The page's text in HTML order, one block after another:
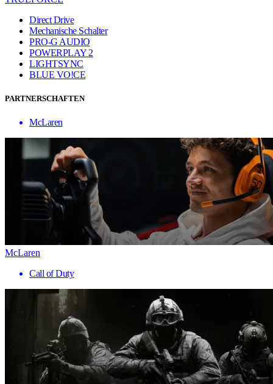
Direct Drive
Mechanische Schalter
PRO-G AUDIO
POWERPLAY 2
LIGHTSYNC
BLUE VO!CE
PARTNERSCHAFTEN
McLaren
McLaren
Call of Duty